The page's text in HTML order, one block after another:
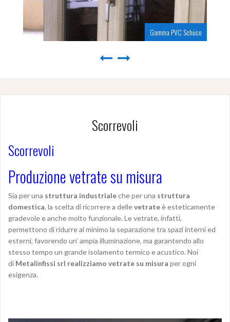
Gamma PVC Schüco Produzione
Scorrevoli
Scorrevoli
Produzione vetrate su misura
Sia per una struttura industrialeche per una struttura
domestica, la scelta di ricorrere a dellevetrateè esteticamente
gradevole e anche molto funzionale. Le vetrate, infatti,
permettono di ridurre al minimo la separazione tra spazi interni ed
esterni, favorendo un’ ampia illuminazione, ma garantendo allo
stesso tempo un grande isolamento termico e acustico. Noi
di Metalinfissi srl realizziamo vetrate su misura per ogni
esigenza.